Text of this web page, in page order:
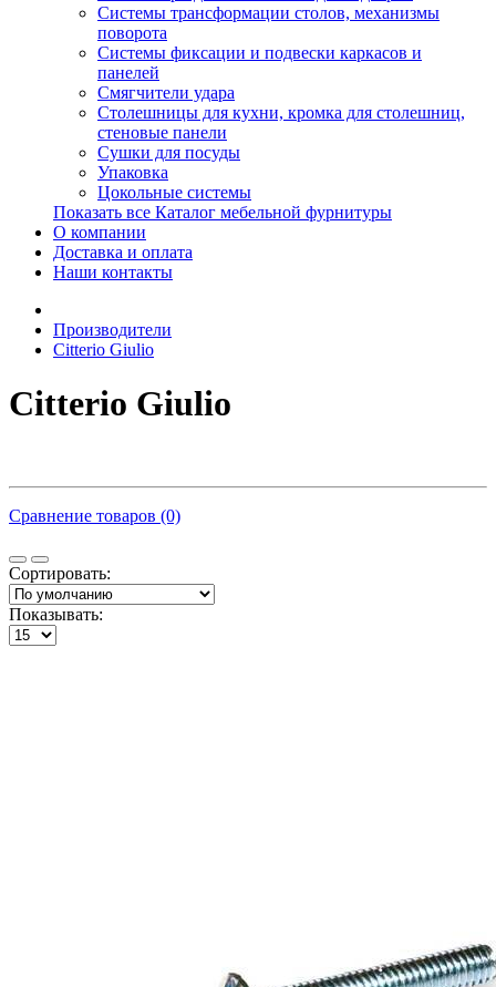
Системы трансформации столов, механизмы
поворота
Системы фиксации и подвески каркасов и
панелей
Смягчители удара
Столешницы для кухни, кромка для столешниц,
стеновые панели
Сушки для посуды
Упаковка
Цокольные системы
Показать все Каталог мебельной фурнитуры
О компании
Доставка и оплата
Наши контакты
Производители
Citterio Giulio
Citterio Giulio
Сравнение товаров (0)
Сортировать:
Показывать: